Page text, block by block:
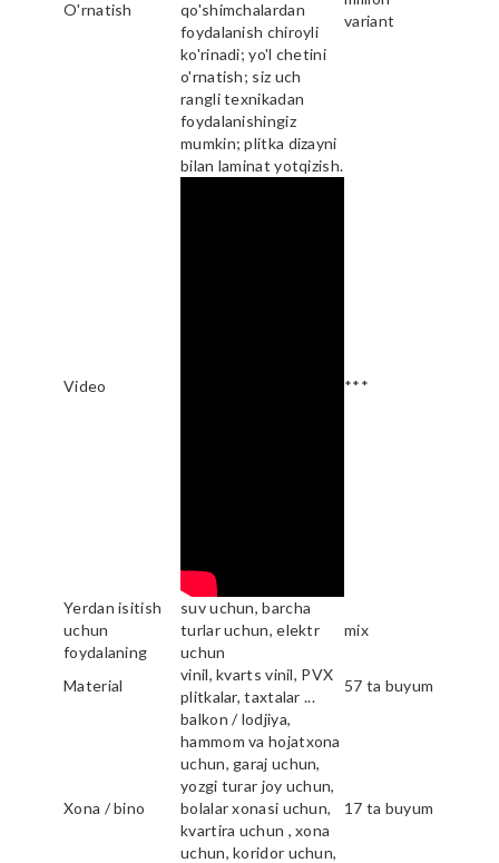
O'rnatish
qo'shimchalardan
foydalanish chiroyli
ko'rinadi; yo'l chetini
o'rnatish; siz uch
rangli texnikadan
foydalanishingiz
mumkin; plitka dizayni
bilan laminat yotqizish.
variant
Video ***
Yerdan isitish
uchun
foydalaning
suv uchun, barcha
turlar uchun, elektr
uchun
mix
Material
vinil, kvarts vinil, PVX
plitkalar, taxtalar ...
57 ta buyum
Xona / bino
balkon / lodjiya,
hammom va hojatxona
uchun, garaj uchun,
yozgi turar joy uchun,
bolalar xonasi uchun,
kvartira uchun , xona
uchun, koridor uchun,
17 ta buyum